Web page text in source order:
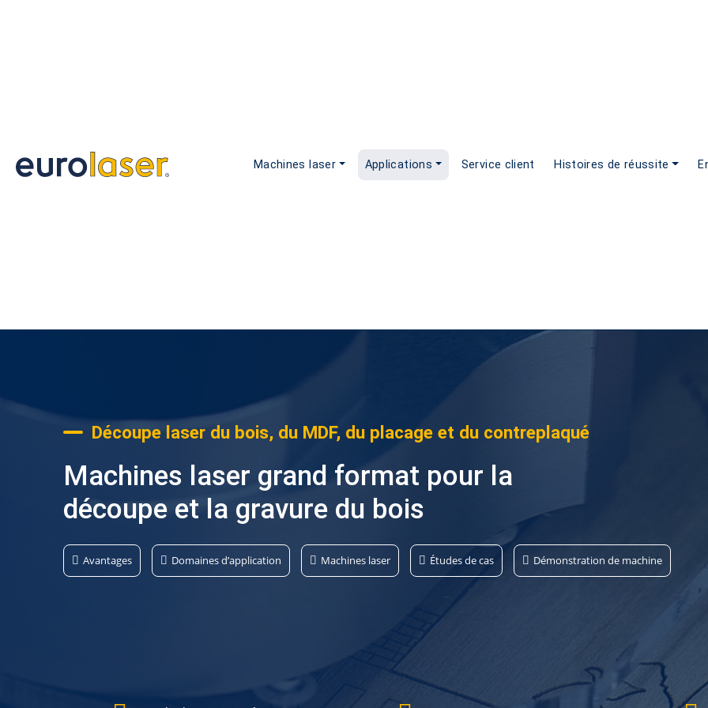
Machines laser Applications Service client Histoires de réussite
Découpe laser du bois, du MDF, du placage et du contreplaqué
Machines laser grand format pour la
découpe et la gravure du bois
Avantages Domaines d’application Machines laser Études de cas Démonstration de machine